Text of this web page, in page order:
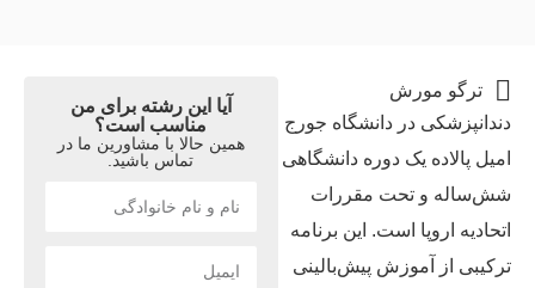
ترگو مورش
دندانپزشکی در دانشگاه جورج
امیل پالاده یک دوره دانشگاهی
شش‌ساله و تحت مقررات
اتحادیه اروپا است. این برنامه
ترکیبی از آموزش پیش‌بالینی
آیا این رشته برای من
مناسب است؟
همین حالا با مشاورین ما در
تماس باشید.